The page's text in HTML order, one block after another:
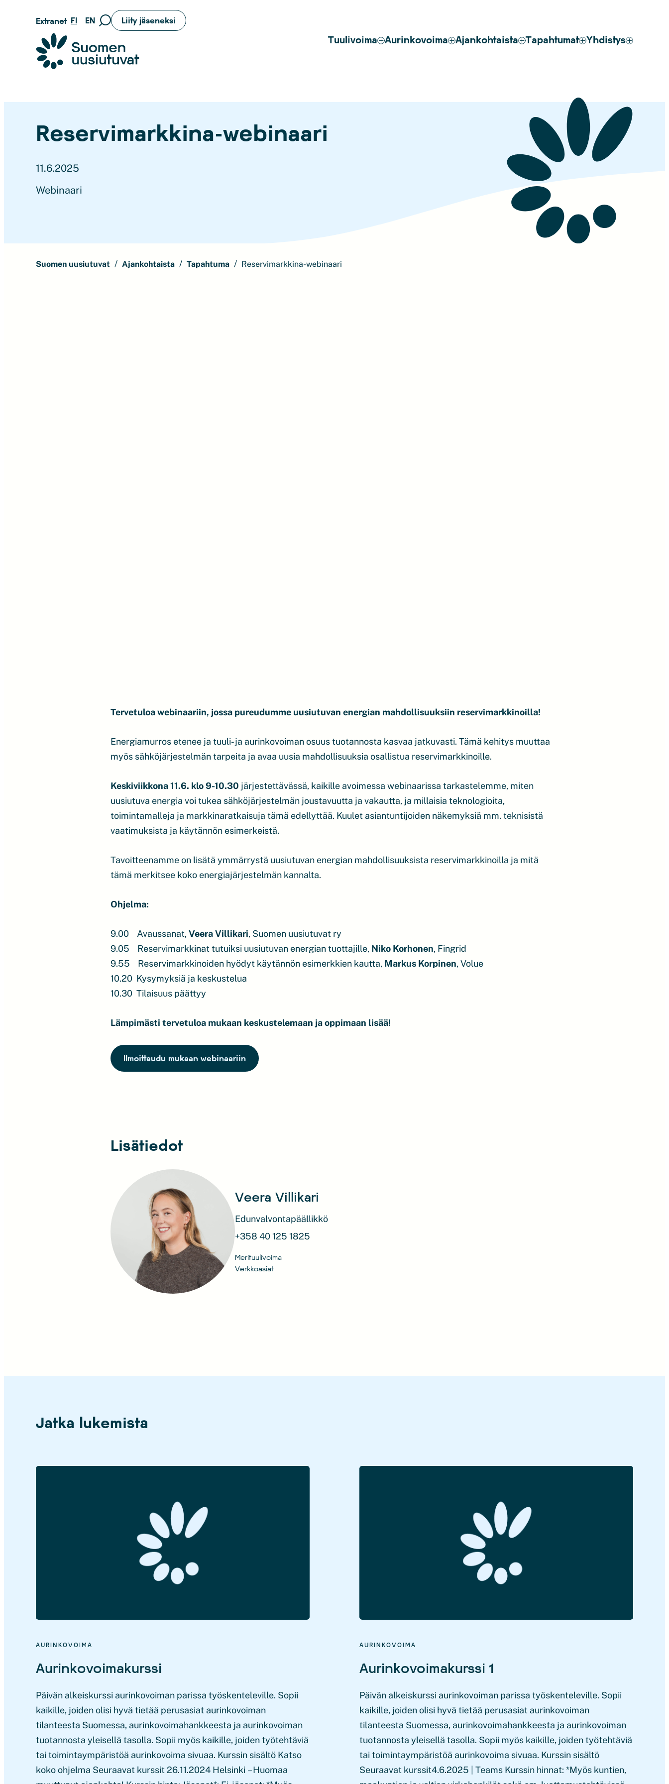
sisältöön
Extranet FI EN
Siirry
Liity jäseneksi
Suomen uusiutuvat ry
Tuulivoima Aurinkovoima Ajankohtaista Tapahtumat Yhdistys
Reservimarkkina-webinaari
11.6.2025
Webinaari
Suomen uusiutuvat Ajankohtaista Tapahtuma Reservimarkkina-webinaari
Tervetuloa webinaariin, jossa pureudumme uusiutuvan energian mahdollisuuksiin reservimarkkinoilla!
Energiamurros etenee ja tuuli- ja aurinkovoiman osuus tuotannosta kasvaa jatkuvasti. Tämä kehitys muuttaa
myös sähköjärjestelmän tarpeita ja avaa uusia mahdollisuuksia osallistua reservimarkkinoille.
Keskiviikkona 11.6. klo 9-10.30 järjestettävässä, kaikille avoimessa webinaarissa tarkastelemme, miten
uusiutuva energia voi tukea sähköjärjestelmän joustavuutta ja vakautta, ja millaisia teknologioita,
toimintamalleja ja markkinaratkaisuja tämä edellyttää. Kuulet asiantuntijoiden näkemyksiä mm. teknisistä
vaatimuksista ja käytännön esimerkeistä.
Tavoitteenamme on lisätä ymmärrystä uusiutuvan energian mahdollisuuksista reservimarkkinoilla ja mitä
tämä merkitsee koko energiajärjestelmän kannalta.
Ohjelma:
9.00 Avaussanat,Veera Villikari, Suomen uusiutuvat ry
9.05 Reservimarkkinat tutuiksi uusiutuvan energian tuottajille, Niko Korhonen, Fingrid
9.55 Reservimarkkinoiden hyödyt käytännön esimerkkien kautta, Markus Korpinen, Volue
10.20 Kysymyksiä ja keskustelua
10.30 Tilaisuus päättyy
Lämpimästi tervetuloa mukaan keskustelemaan ja oppimaan lisää!
Ilmoittaudu mukaan webinaariin
Lisätiedot
Veera Villikari
Edunvalvontapäällikkö
+358 40 125 1825
Merituulivoima
Verkkoasiat
Jatka lukemista
AURINKOVOIMA
Aurinkovoimakurssi
Päivän alkeiskurssi aurinkovoiman parissa työskenteleville. Sopii
kaikille, joiden olisi hyvä tietää perusasiat aurinkovoiman
tilanteesta Suomessa, aurinkovoimahankkeesta ja aurinkovoiman
tuotannosta yleisellä tasolla. Sopii myös kaikille, joiden työtehtäviä
tai toimintaympäristöä aurinkovoima sivuaa. Kurssin sisältö Katso
koko ohjelma Seuraavat kurssit 26.11.2024 Helsinki – Huomaa
AURINKOVOIMA
Aurinkovoimakurssi 1
Päivän alkeiskurssi aurinkovoiman parissa työskenteleville. Sopii
kaikille, joiden olisi hyvä tietää perusasiat aurinkovoiman
tilanteesta Suomessa, aurinkovoimahankkeesta ja aurinkovoiman
tuotannosta yleisellä tasolla. Sopii myös kaikille, joiden työtehtäviä
tai toimintaympäristöä aurinkovoima sivuaa. Kurssin sisältö
Seuraavat kurssit4.6.2025 | Teams Kurssin hinnat: *Myös kuntien,